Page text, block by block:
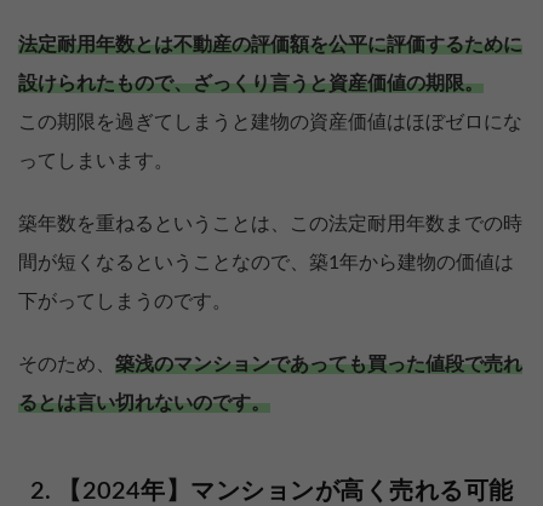
法定耐用年数とは不動産の評価額を公平に評価するために
設けられたもので、ざっくり言うと資産価値の期限。
この期限を過ぎてしまうと建物の資産価値はほぼゼロにな
ってしまいます。
築年数を重ねるということは、この法定耐用年数までの時
間が短くなるということなので、築1年から建物の価値は
下がってしまうのです。
そのため、 築浅のマンションであっても買った値段で売れ
るとは言い切れないのです。
【2024年】マンションが高く売れる可能